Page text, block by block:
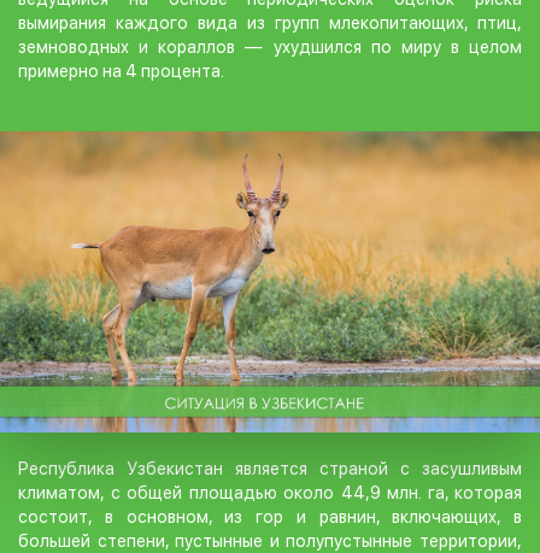
вымирания каждого вида из групп млекопитающих, птиц,
земноводных и кораллов — ухудшился по миру в целом
примерно на 4 процента.
Республика Узбекистан является страной с засушливым
климатом, с общей площадью около 44,9 млн. га, которая
состоит, в основном, из гор и равнин, включающих, в
большей степени, пустынные и полупустынные территории,